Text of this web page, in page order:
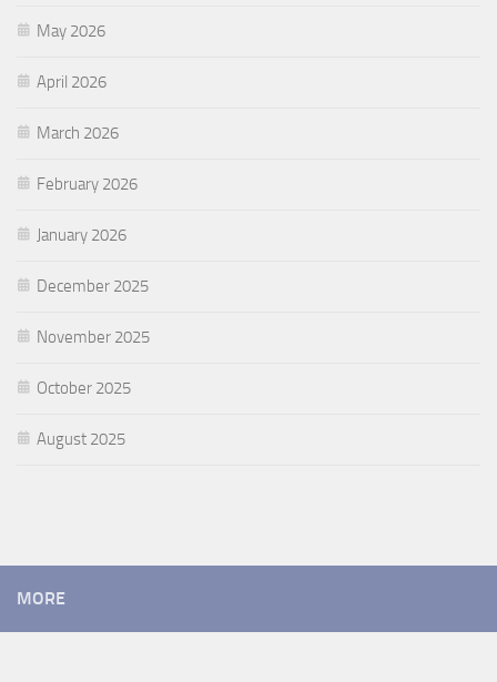
May 2026
April 2026
March 2026
February 2026
January 2026
December 2025
November 2025
October 2025
August 2025
MORE